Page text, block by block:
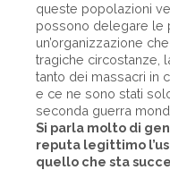
queste popolazioni
possono delegare le
un’organizzazione
tragiche circostanze,
tanto dei massacri in
e ce ne sono stati
seconda guerra
Si parla molto di
reputa legittimo
quello che sta